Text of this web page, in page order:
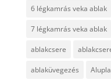
6 légkamrás veka ablak
7 légkamrás veka ablak
ablakcsere
ablaküvegezés